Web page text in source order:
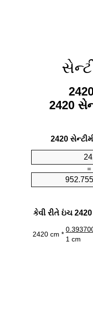
2420
2420
=
કેવી રીતે ઇંચ 2420
2420 cm *
1 cm